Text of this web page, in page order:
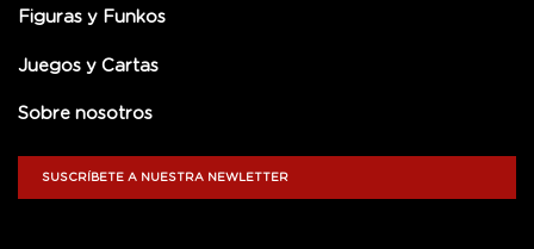
Figuras y Funkos
Juegos y Cartas
Sobre nosotros
SUSCRÍBETE A NUESTRA NEWLETTER